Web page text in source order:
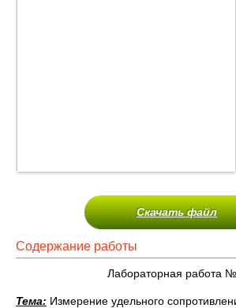
Скачать файл
Содержание работы
Лабораторная работа
Тема: Измерение удельного